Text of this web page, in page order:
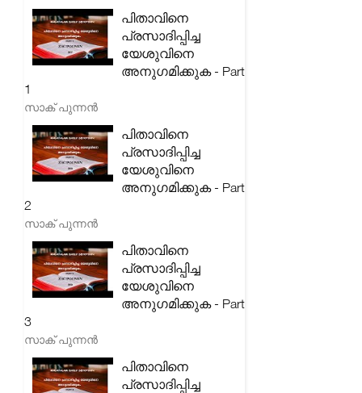
പിതാവിനെ
പ്രസാദിപ്പിച്ച
യേശുവിനെ
അനുഗമിക്കുക - Part
1
സാക് പുന്നൻ
പിതാവിനെ
പ്രസാദിപ്പിച്ച
യേശുവിനെ
അനുഗമിക്കുക - Part
2
സാക് പുന്നൻ
പിതാവിനെ
പ്രസാദിപ്പിച്ച
യേശുവിനെ
അനുഗമിക്കുക - Part
3
സാക് പുന്നൻ
പിതാവിനെ
പ്രസാദിപ്പിച്ച